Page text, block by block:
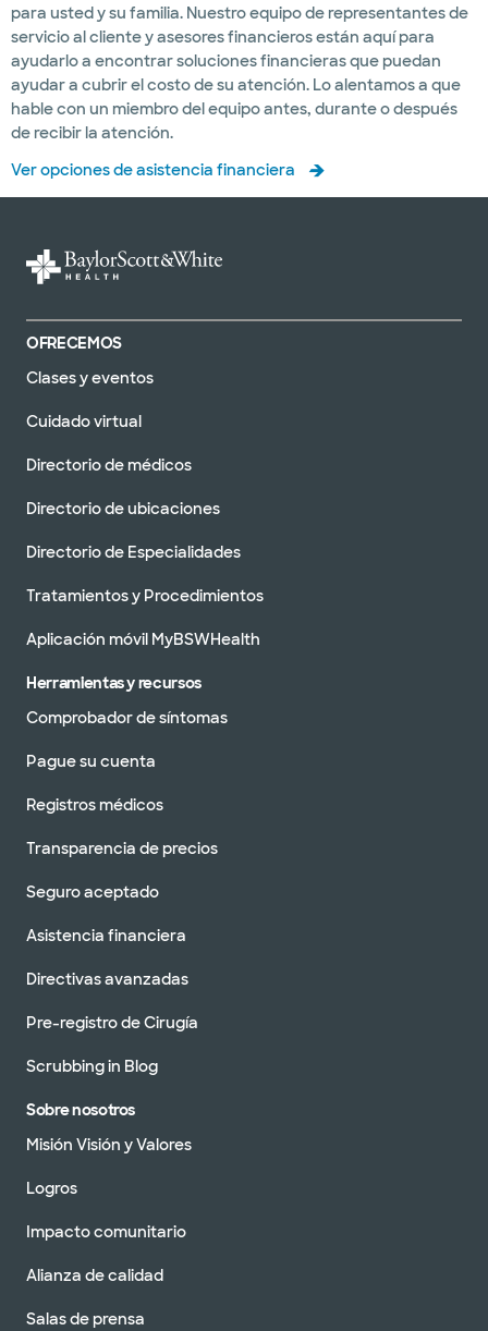
para usted y su familia. Nuestro equipo de representantes de
servicio al cliente y asesores financieros están aquí para
ayudarlo a encontrar soluciones financieras que puedan
ayudar a cubrir el costo de su atención. Lo alentamos a que
hable con un miembro del equipo antes, durante o después
de recibir la atención.
Ver opciones de asistencia financiera
OFRECEMOS
Clases y eventos
Cuidado virtual
Directorio de médicos
Directorio de ubicaciones
Directorio de Especialidades
Tratamientos y Procedimientos
Aplicación móvil MyBSWHealth
Herramientas y recursos
Comprobador de síntomas
Pague su cuenta
Registros médicos
Transparencia de precios
Seguro aceptado
Asistencia financiera
Directivas avanzadas
Pre-registro de Cirugía
Scrubbing in Blog
Sobre nosotros
Misión Visión y Valores
Logros
Impacto comunitario
Alianza de calidad
Salas de prensa